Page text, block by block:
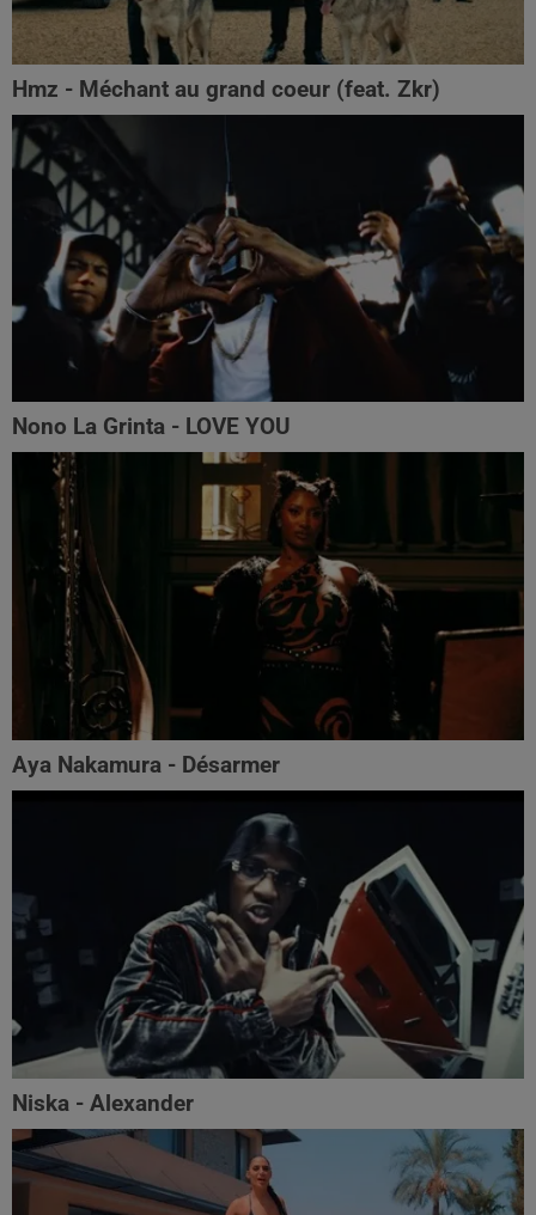
Hmz - Méchant au grand coeur (feat. Zkr)
Nono La Grinta - LOVE YOU
Aya Nakamura - Désarmer
Niska - Alexander